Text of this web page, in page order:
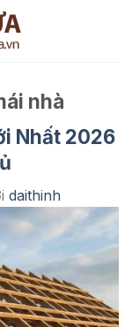
nhà
Nhất 2026
daithinh